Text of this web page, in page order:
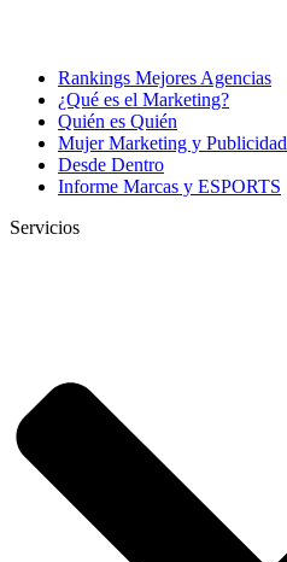
Rankings Mejores Agencias
¿Qué es el Marketing?
Quién es Quién
Mujer Marketing y Publicidad
Desde Dentro
Informe Marcas y ESPORTS
Servicios